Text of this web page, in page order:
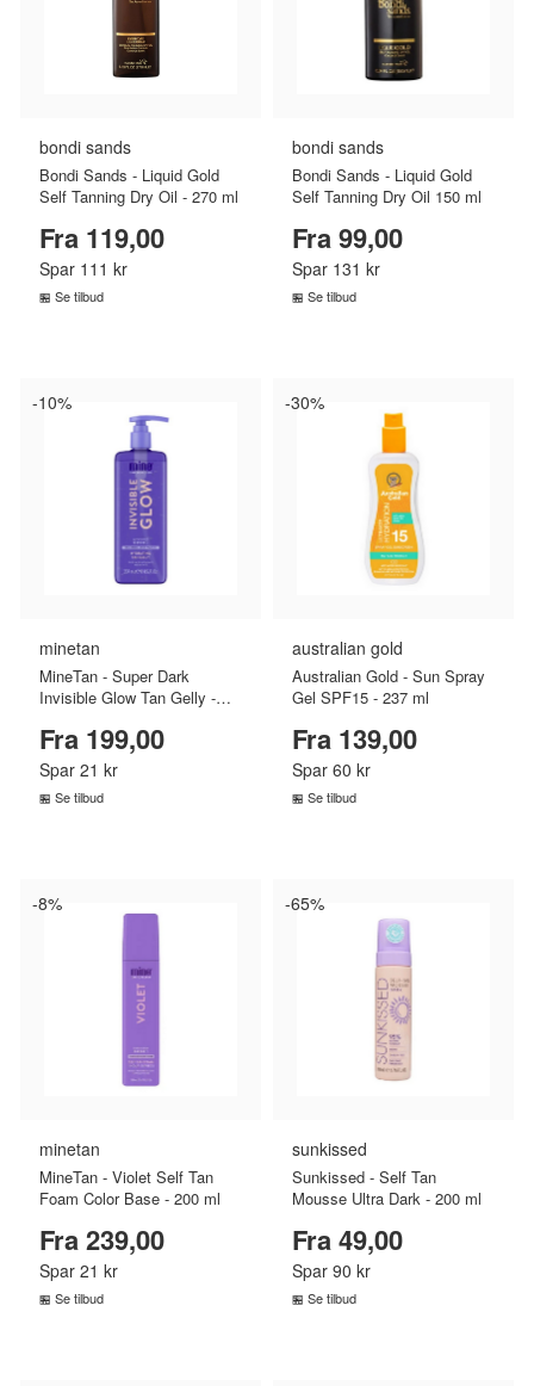
bondi sands
Bondi Sands - Liquid Gold
Self Tanning Dry Oil - 270 ml
Fra 119,00
Spar 111 kr
Se tilbud
bondi sands
Bondi Sands - Liquid Gold
Self Tanning Dry Oil 150 ml
Fra 99,00
Spar 131 kr
Se tilbud
-10%
minetan
MineTan - Super Dark
Invisible Glow Tan Gelly -
Fra 199,00
Spar 21 kr
Se tilbud
-30%
australian gold
Australian Gold - Sun Spray
Gel SPF15 - 237 ml
Fra 139,00
Spar 60 kr
Se tilbud
-8%
minetan
MineTan - Violet Self Tan
Foam Color Base - 200 ml
Fra 239,00
Spar 21 kr
Se tilbud
-65%
sunkissed
Sunkissed - Self Tan
Mousse Ultra Dark - 200 ml
Fra 49,00
Spar 90 kr
Se tilbud